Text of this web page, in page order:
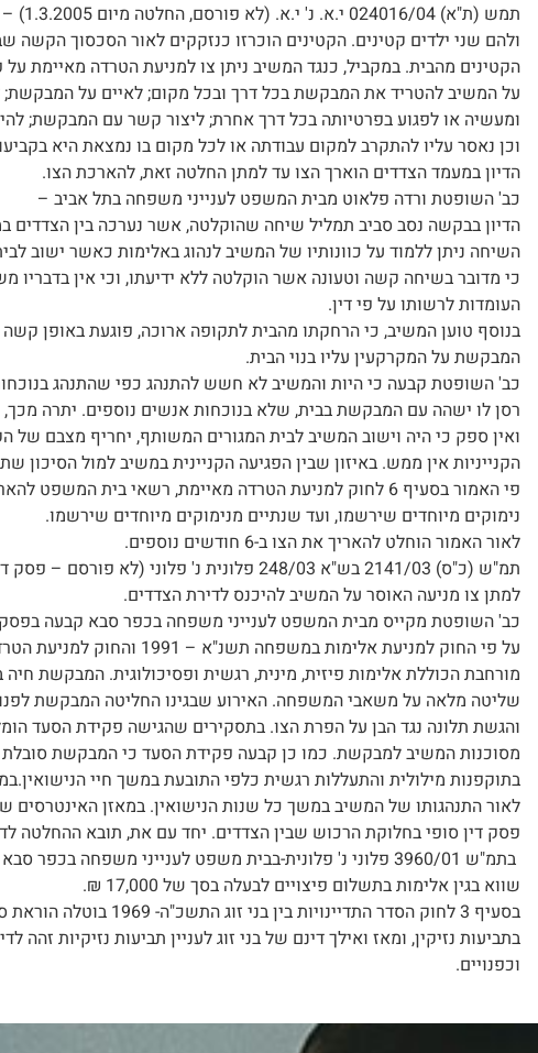
תמש
ולהם שני ילדים קטינים. הקטינים הוכרזו כנזקקים לאור הסכסוך הקשה
על המשיב להטריד את המבקשת בכל דרך ובכל מקום; לאיים על
וכן נאסר עליו להתקרב למקום עבודתה או לכל מקום בו נמצאת היא
הדיון במעמד הצדדים הוארך הצו עד למתן החלטה זאת, להארכת הצו.
כב' השופטת ורדה פלאוט מבית המשפט לענייני משפחה בתל אביב –
הדיון בבקשה נסב סביב תמליל שיחה שהוקלטה, אשר נערכה בין הצדדים
השיחה ניתן ללמוד על כוונותיו של המשיב לנהוג באלימות כאשר ישוב
כי מדובר בשיחה קשה וטעונה אשר הוקלטה ללא ידיעתו, וכי אין בדבריו
העומדות לרשותו על פי דין.
בנוסף טוען המשיב, כי הרחקתו מהבית לתקופה ארוכה, פוגעת באופן
המבקשת על המקרקעין עליו בנוי הבית.
כב' השופטת קבעה כי היות והמשיב לא חשש להתנהג כפי שהתנהג
רסן לו ישהה עם המבקשת בבית, שלא בנוכחות אנשים נוספים. יתרה
ואין ספק כי היה וישוב המשיב לבית המגורים המשותף, יחריף מצבם של
הקנייניות אין ממש. באיזון שבין הפגיעה הקניינית במשיב למול הסיכון
פי האמור בסעיף 6 לחוק למניעת הטרדה מאיימת, רשאי בית
נימוקים מיוחדים שירשמו, ועד שנתיים מנימוקים מיוחדים שירשמו.
לאור האמור הוחלט להאריך את הצו ב-6 חודשים נוספים.
למתן צו מניעה האוסר על המשיב להיכנס לדירת הצדדים.
כב' השופטת מקייס מבית המשפט לענייני משפחה בכפר סבא קבעה בפסק
מורחבת הכוללת אלימות פיזית, מינית, רגשית ופסיכולוגית. המבקשת
שליטה מלאה על משאבי המשפחה. האירוע שבגינו החליטה המבקשת
והגשת תלונה נגד הבן על הפרת הצו. בתסקירים שהגישה פקידת הסעד
מסוכנות המשיב למבקשת. כמו כן קבעה פקידת הסעד כי המבקשת
בתוקפנות מילולית והתעללות רגשית כלפי התובעת במשך חיי
לאור התנהגותו של המשיב במשך כל שנות הנישואין. במאזן האינטרסים
פסק דין סופי בחלוקת הרכוש שבין הצדדים. יחד עם את, תובא ההחלטה לדיון מחודש בתום 6
בתמ"ש 3960/01 פלוני נ' פלונית-בבית משפט לענייני
שווא בגין אלימות בתשלום פיצויים לבעלה בסך של 17,000 ₪.
בתביעות נזיקין, ומאז ואילך דינם של בני זוג לעניין תביעות נזיקיות
וכפנויים.